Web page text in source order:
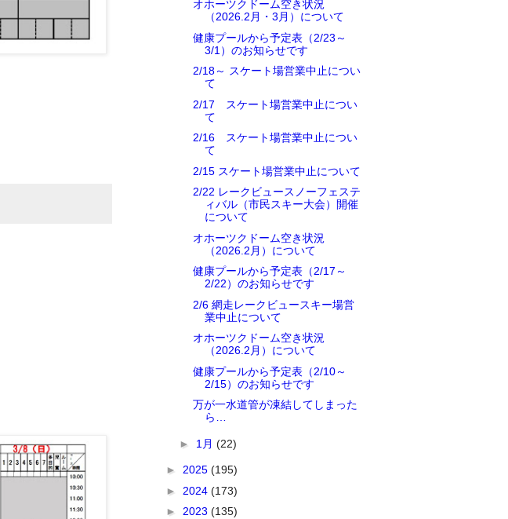
オホーツクドーム空き状況
（2026.2月・3月）について
健康プールから予定表（2/23～
3/1）のお知らせです
2/18～ スケート場営業中止につい
て
2/17 スケート場営業中止につい
て
2/16 スケート場営業中止につい
て
2/15 スケート場営業中止について
2/22 レークビュースノーフェステ
ィバル（市民スキー大会）開催
について
オホーツクドーム空き状況
（2026.2月）について
健康プールから予定表（2/17～
2/22）のお知らせです
2/6 網走レークビュースキー場営
業中止について
オホーツクドーム空き状況
（2026.2月）について
健康プールから予定表（2/10～
2/15）のお知らせです
万が一水道管が凍結してしまった
ら…
► 1月 (22)
► 2025 (195)
► 2024 (173)
► 2023 (135)